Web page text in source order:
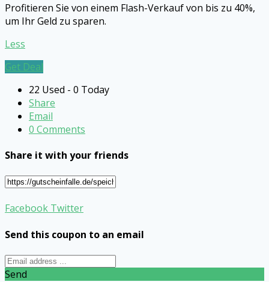
Profitieren Sie von einem Flash-Verkauf von bis zu 40%,
um Ihr Geld zu sparen.
Less
Get Deal
22 Used - 0 Today
Share
Email
0 Comments
Share it with your friends
Facebook Twitter
Send this coupon to an email
Send